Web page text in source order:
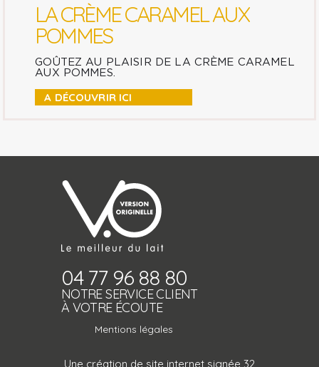
LA CRÈME CARAMEL AUX
POMMES
GOÛTEZ AU PLAISIR DE LA CRÈME CARAMEL
AUX POMMES.
A DÉCOUVRIR ICI
04 77 96 88 80
NOTRE SERVICE CLIENT
À VOTRE ÉCOUTE
Mentions légales
Une création de site internet signée 32